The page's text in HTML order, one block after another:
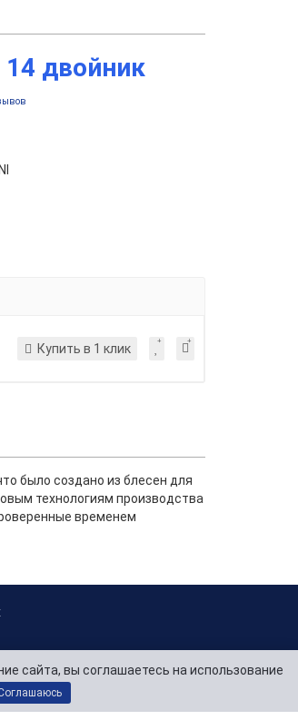
двойник
Купить в 1 клик
было создано из блесен для
технологиям производства
временем
сайта, вы соглашаетесь на использование